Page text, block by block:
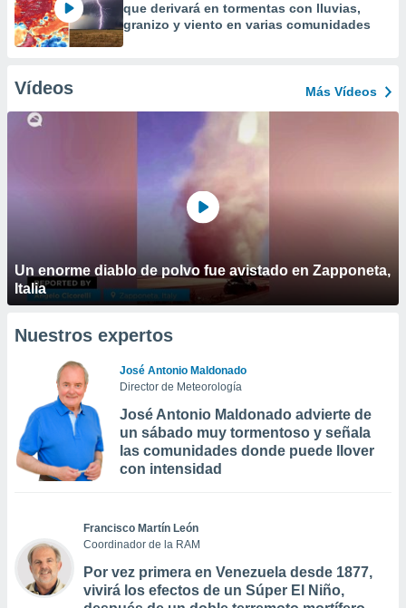
que derivará en tormentas con lluvias,
granizo y viento en varias comunidades
Vídeos Más Vídeos
Un enorme diablo de polvo fue avistado en Zapponeta,
Italia
Nuestros expertos
José Antonio Maldonado
Director de Meteorología
José Antonio Maldonado advierte de
un sábado muy tormentoso y señala
las comunidades donde puede llover
con intensidad
Francisco Martín León
Coordinador de la RAM
Por vez primera en Venezuela desde 1877,
vivirá los efectos de un Súper El Niño,